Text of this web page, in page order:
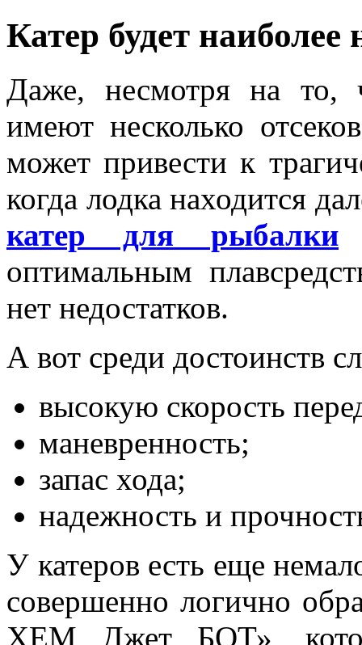
Катер будет
Даже, несмотря на то,
имеют несколько
может привести к
когда лодка находится
катер для рыбалки
оптимальным
нет недостатков.
А вот среди достоинств
высокую скорость
маневренность;
запас хода;
надежность и
У катеров есть еще
совершенно логично
ХЕМ Джет БОТ»,